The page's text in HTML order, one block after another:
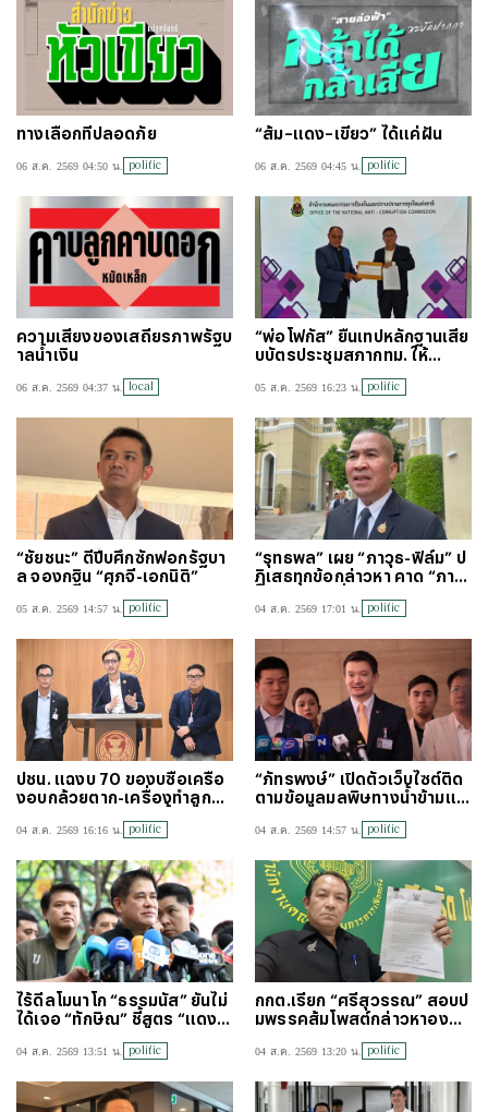
ทางเลือกที่ปลอดภัย
06 ส.ค. 2569 04:50 น. politic
“ส้ม–แดง–เขียว” ได้แค่ฝัน
06 ส.ค. 2569 04:45 น. politic
ความเสี่ยงของเสถียรภาพรัฐบ
าลน้ำเงิน
06 ส.ค. 2569 04:37 น. local
“พ่อโฟกัส” ยื่นเทปหลักฐานเสีย
บบัตรประชุมสภากทม. ให้
แล้ว
05 ส.ค. 2569 16:23 น. politic
“ชัยชนะ” ตีปี๊บศึกซักฟอกรัฐบา
ล จองกฐิน “ศุภจี-เอกนิติ”
05 ส.ค. 2569 14:57 น. politic
“รุทธพล” เผย “ภาวุธ-ฟิล์ม” ป
ฏิเสธทุกข้อกล่าวหา คาด “ภาวุ
พิ่ม 33 ล้าน
04 ส.ค. 2569 17:01 น. politic
ปชน. แฉงบ 70 ของบซื้อเครื่อ
งอบกล้วยตาก-เครื่องทำลูกชิ้น
04 ส.ค. 2569 16:16 น. politic
“ภัทรพงษ์” เปิดตัวเว็บไซต์ติด
ตามข้อมูลมลพิษทางน้ำข้ามแด
มูลไปใช้ได้
04 ส.ค. 2569 14:57 น. politic
ไร้ดีลโมนาโก “ธรรมนัส” ยันไม่
ได้เจอ “ทักษิณ” ชี้สูตร “แดง-เ
04 ส.ค. 2569 13:51 น. politic
กกต.เรียก “ศรีสุวรรณ” สอบป
มพรรคส้มโพสต์กล่าวหาองคม
ร
04 ส.ค. 2569 13:20 น. politic